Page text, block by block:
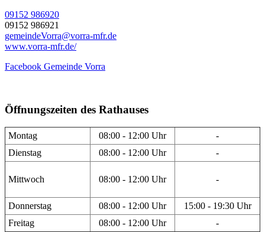
09152 986920
09152 986921
gemeindeVorra@vorra-mfr.de
www.vorra-mfr.de/
Facebook Gemeinde Vorra
Öffnungszeiten des Rathauses
Montag 08:00 - 12:00 Uhr
-
Dienstag
08:00 - 12:00 Uhr -
Mittwoch 08:00 - 12:00 Uhr -
Donnerstag 08:00 - 12:00 Uhr
15:00 - 19:30 Uhr
Freitag
08:00 - 12:00 Uhr -